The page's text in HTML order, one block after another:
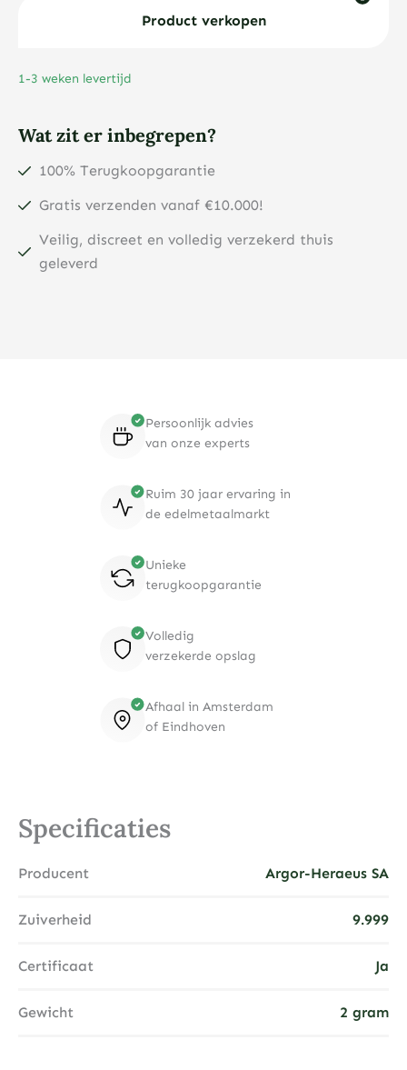
Product verkopen
1-3 weken levertijd
Wat zit er inbegrepen?
100% Terugkoopgarantie
Gratis verzenden vanaf €10.000!
Veilig, discreet en volledig verzekerd thuis
geleverd
Persoonlijk advies
van onze experts
Ruim 30 jaar ervaring in
de edelmetaalmarkt
Unieke
terugkoopgarantie
Volledig
verzekerde opslag
Afhaal in Amsterdam
of Eindhoven
Specificaties
Producent Argor-Heraeus SA
Zuiverheid 9.999
Certificaat Ja
Gewicht 2 gram